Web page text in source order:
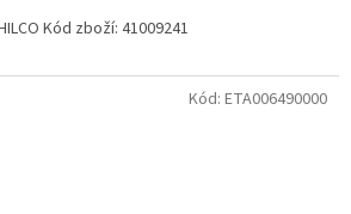
Kód zboží: 41009241
Kód: ETA006490000